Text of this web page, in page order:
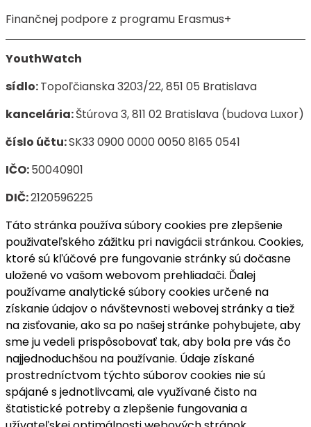
Finančnej podpore z programu Erasmus+
YouthWatch
sídlo:Topoľčianska 3203/22, 851 05 Bratislava
kancelária:Štúrova 3, 811 02 Bratislava (budova Luxor)
číslo účtu:SK33 0900 0000 0050 8165 0541
IČO:50040901
DIČ:2120596225
Táto stránka používa súbory cookies pre zlepšenie
použivateľského zážitku pri navigácii stránkou. Cookies,
ktoré sú kľúčové pre fungovanie stránky sú dočasne
uložené vo vašom webovom prehliadači. Ďalej
používame analytické súbory cookies určené na
získanie údajov o návštevnosti webovej stránky a tiež
na zisťovanie, ako sa po našej stránke pohybujete, aby
sme ju vedeli prispôsobovať tak, aby bola pre vás čo
najjednoduchšou na používanie. Údaje získané
prostredníctvom týchto súborov cookies nie sú
spájané s jednotlivcami, ale využívané čisto na
štatistické potreby a zlepšenie fungovania a